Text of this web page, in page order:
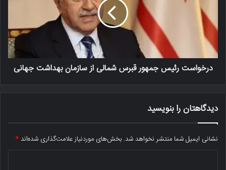
درخواست رئیس جمهور قبرس شمالی از سازمان بهداشت جهانی
دیدگاهتان را بنویسید
نشانی ایمیل شما منتشر نخواهد شد. بخش‌های موردنیاز علامت‌گذاری شده‌اند*